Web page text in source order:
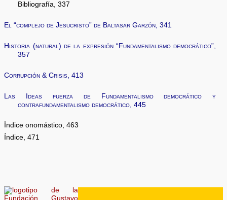
Bibliografía, 337
El “complejo de Jesucristo” de Baltasar Garzón, 341
Historia (natural) de la expresión “Fundamentalismo democrático”,
357
Corrupción & Crisis, 413
Las Ideas fuerza de Fundamentalismo democrático y
contrafundamentalismo democrático, 445
Índice onomástico, 463
Índice, 471